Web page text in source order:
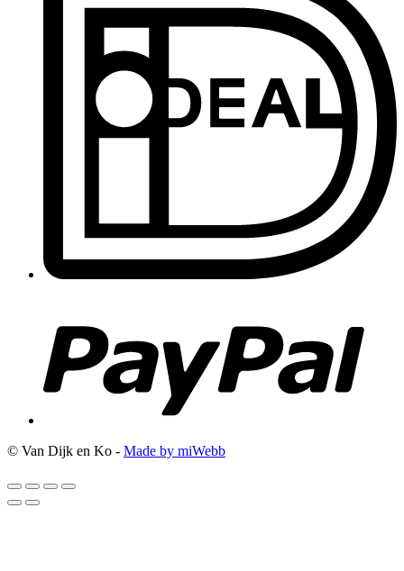
© Van Dijk en Ko - Made by miWebb